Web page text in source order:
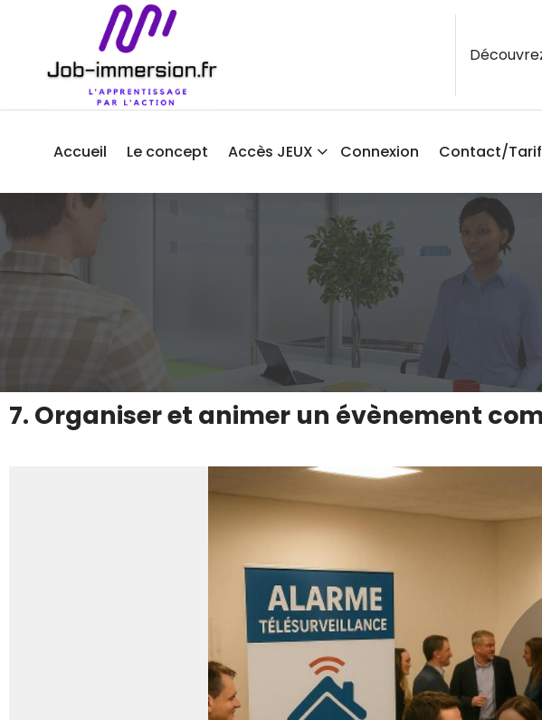
Accueil Le concept Accès JEUX Connexion Contact/
7. Organiser et animer un évènement